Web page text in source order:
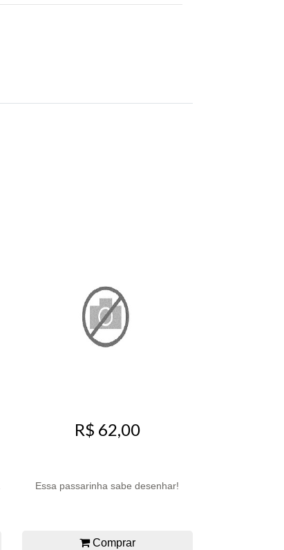
R$ 62,00
Essa passarinha sabe desenhar!
Comprar